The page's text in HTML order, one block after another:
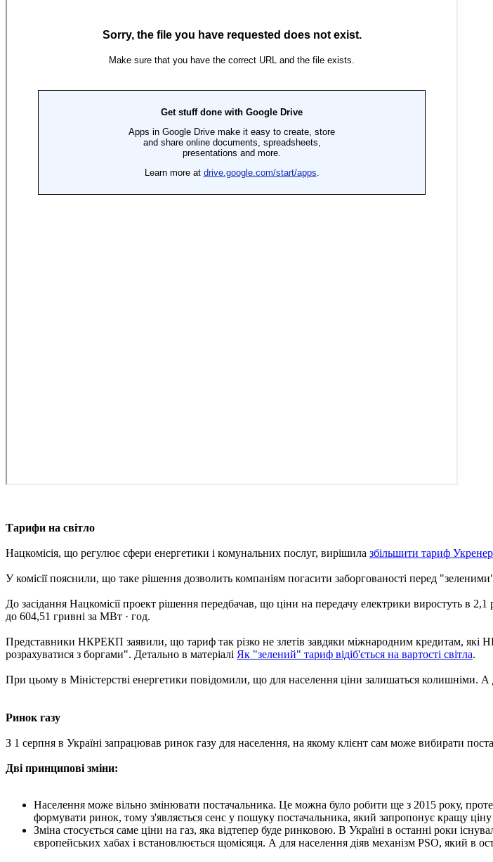
Тарифи на світло
Нацкомісія, що регулює сфери енергетики і комунальних послуг, вирішила збільшити тариф
У комісії пояснили, що таке рішення дозволить компаніям погасити заборгованості перед
До засідання Нацкомісії проект рішення передбачав, що ціни на передачу електрики виростуть
до 604,51 гривні за МВт · год.
Представники НКРЕКП заявили, що тариф так різко не злетів завдяки міжнародним кредитам, які
розрахуватися з боргами". Детально в матеріалі Як "зелений" тариф відіб'ється на вартості світла.
При цьому в Міністерстві енергетики повідомили, що для населення ціни залишаться
Ринок газу
З 1 серпня в Україні запрацював ринок газу для населення, на якому клієнт сам може вибирати
Дві принципові зміни:
Населення може вільно змінювати постачальника. Це можна було робити ще з 2015 року,
формувати ринок, тому з'являється сенс у пошуку постачальника, який запропонує кращу ціну
Зміна стосується саме ціни на газ, яка відтепер буде ринковою. В Україні в останні роки
європейських хабах і встановлюється щомісяця. А для населення діяв механізм PSO, який в